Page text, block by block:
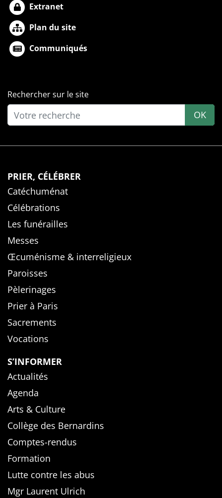
Extranet
Plan du site
Communiqués
Rechercher sur le site
OK
PRIER, CÉLÉBRER
Catéchuménat
Célébrations
Les funérailles
Messes
Œcuménisme & interreligieux
Paroisses
Pèlerinages
Prier à Paris
Sacrements
Vocations
S’INFORMER
Actualités
Agenda
Arts & Culture
Collège des Bernardins
Comptes-rendus
Formation
Lutte contre les abus
Mgr Laurent Ulrich